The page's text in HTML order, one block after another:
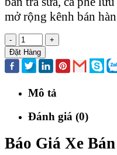
mở rộng kênh bán
-
+
Đặt Hàng
Mô tả
Đánh giá (0)
Báo Giá Xe